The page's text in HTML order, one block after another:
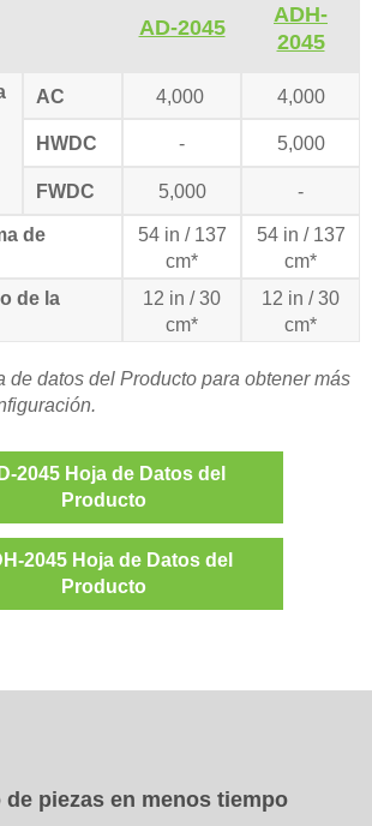
AD-2045
ADH-
2045
AC 4,000 4,000
HWDC - 5,000
FWDC 5,000 -
de
54 in / 137
cm*
54 in / 137
cm*
de la
12 in / 30
cm*
12 in / 30
cm*
de datos del Producto para obtener más
2045 Hoja de Datos del
Producto
2045 Hoja de Datos del
Producto
piezas en menos tiempo